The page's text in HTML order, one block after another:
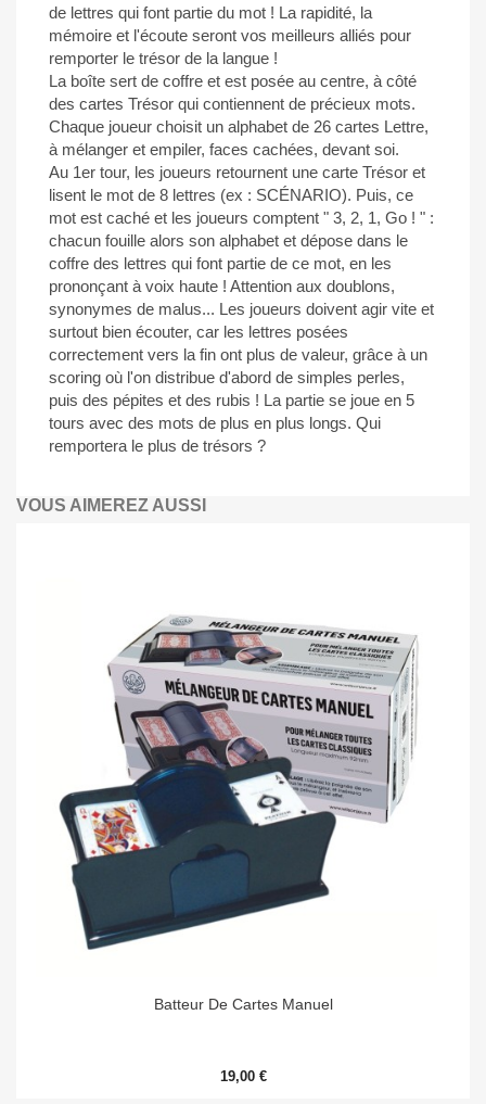
de lettres qui font partie du mot ! La rapidité, la
mémoire et l'écoute seront vos meilleurs alliés pour
remporter le trésor de la langue !
La boîte sert de coffre et est posée au centre, à côté
des cartes Trésor qui contiennent de précieux mots.
Chaque joueur choisit un alphabet de 26 cartes Lettre,
à mélanger et empiler, faces cachées, devant soi.
Au 1er tour, les joueurs retournent une carte Trésor et
lisent le mot de 8 lettres (ex : SCÉNARIO). Puis, ce
mot est caché et les joueurs comptent " 3, 2, 1, Go ! " :
chacun fouille alors son alphabet et dépose dans le
coffre des lettres qui font partie de ce mot, en les
prononçant à voix haute ! Attention aux doublons,
synonymes de malus... Les joueurs doivent agir vite et
surtout bien écouter, car les lettres posées
correctement vers la fin ont plus de valeur, grâce à un
scoring où l'on distribue d'abord de simples perles,
puis des pépites et des rubis ! La partie se joue en 5
tours avec des mots de plus en plus longs. Qui
remportera le plus de trésors ?
VOUS AIMEREZ AUSSI
Batteur De Cartes Manuel
19,00 €